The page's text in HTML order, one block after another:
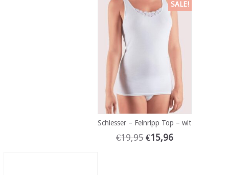
SALE!
Schiesser – Feinripp Top – wit
€19,95 €15,96